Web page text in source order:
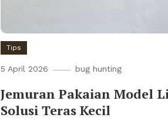
Tips
5 April 2026 bug hunting
Jemuran Pakaian Model
Solusi Teras Kecil